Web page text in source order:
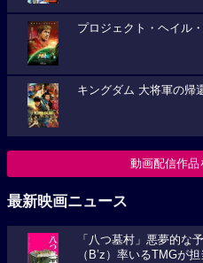
プロジェクト・ヘイル
キングダム 大将軍の帰
動画配信作品
最新映画ニュース
「八つ墓村」悪夢的な
（B’z）率いるTMGが担